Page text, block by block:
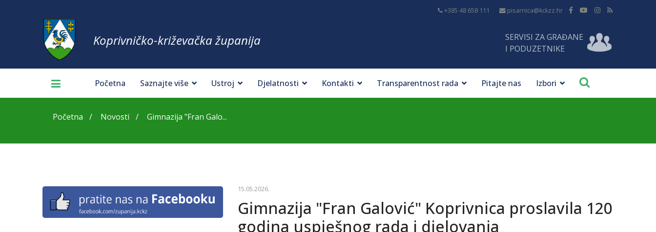
+385 48 658 111 pisarnica@kckzz.hr
Koprivničko-križevačka županija
SERVISI ZA GRAĐANE
I PODUZETNIKE
Početna Saznajte više Ustroj Djelatnosti Kontakti Transparentnost rada Pitajte nas Izbori
Početna Novosti Gimnazija "Fran Galo...
15.05.2026.
Gimnazija "Fran Galović" Koprivnica proslavila 120
godina uspješnog rada i djelovanja